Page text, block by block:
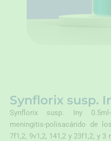
Synflorix susp.
Synflorix susp. Iny 0.5ml-
meningitis-polisacárido de
7f1,2, 9v1,2, 141,2 y 23f1,2, y